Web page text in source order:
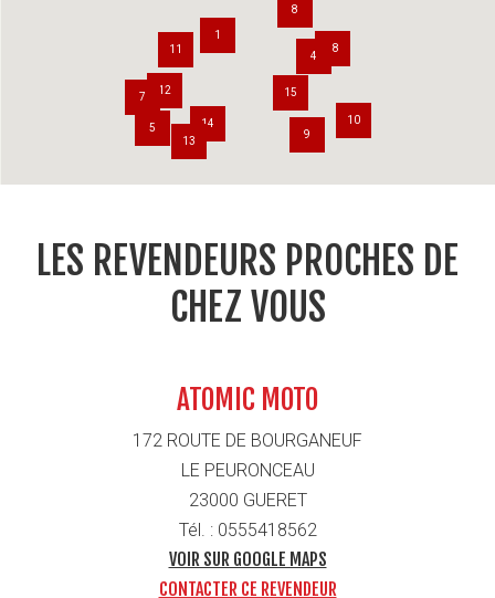
1
4
5
7
8
9
10
11
12
13
14
15
18
LES REVENDEURS PROCHES DE
CHEZ VOUS
ATOMIC MOTO
172 ROUTE DE BOURGANEUF
LE PEURONCEAU
23000 GUERET
Tél. : 0555418562
VOIR SUR GOOGLE MAPS
CONTACTER CE REVENDEUR